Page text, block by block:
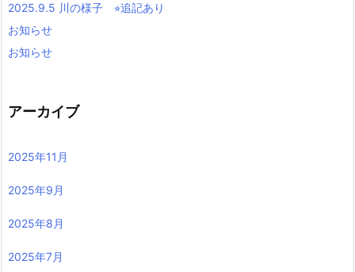
2025.9.5 川の様子 ⭐︎追記あり
お知らせ
お知らせ
アーカイブ
2025年11月
2025年9月
2025年8月
2025年7月